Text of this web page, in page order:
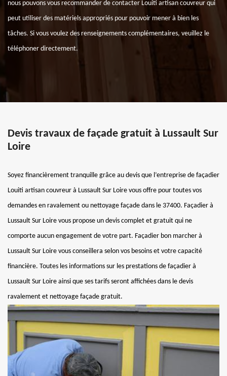
nous pouvons vous recommander de contacter Louiti artisan couvreur qui
peut utiliser des matériels appropriés pour pouvoir mener à bien les
tâches. Si vous voulez des renseignements complémentaires, veuillez le
téléphoner directement.
Devis travaux de façade gratuit à Lussault Sur
Loire
Soyez financièrement tranquille grâce au devis que l’entreprise de façadier
Louiti artisan couvreur à Lussault Sur Loire vous offre pour toutes vos
demandes en ravalement ou nettoyage façade dans le 37400. Façadier à
Lussault Sur Loire vous propose un devis complet et gratuit qui ne
comporte aucun engagement de votre part. Façadier bon marcher à
Lussault Sur Loire vous conseillera selon vos besoins et votre capacité
financière. Toutes les informations sur les prestations de façadier à
Lussault Sur Loire ainsi que ses tarifs seront affichées dans le devis
ravalement et nettoyage façade gratuit.